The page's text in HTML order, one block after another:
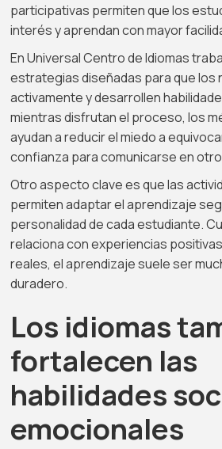
participativas permiten que los
interés y aprendan con mayor
En Universal Centro de Idiomas
estrategias diseñadas para que los
activamente y desarrollen
mientras disfrutan el proceso, los
ayudan a reducir el miedo a
confianza para comunicarse en
Otro aspecto clave es que las
permiten adaptar el aprendizaje
personalidad de cada estudiante.
relaciona con experiencias
reales, el aprendizaje suele ser
duradero.
Los idiomas
fortalecen las
habilidades
emocionales